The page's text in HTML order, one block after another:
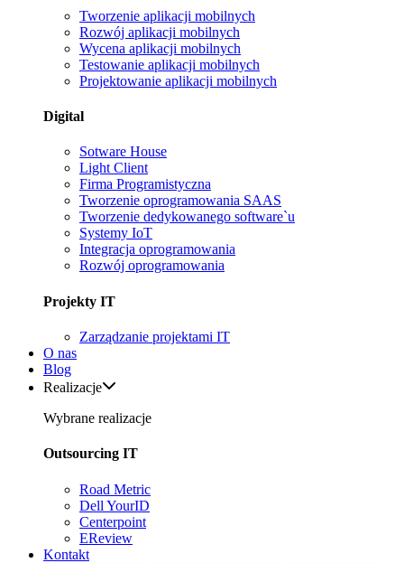
Tworzenie aplikacji mobilnych
Rozwój aplikacji mobilnych
Wycena aplikacji mobilnych
Testowanie aplikacji mobilnych
Projektowanie aplikacji mobilnych
Digital
Sotware House
Light Client
Firma Programistyczna
Tworzenie oprogramowania SAAS
Tworzenie dedykowanego software`u
Systemy IoT
Integracja oprogramowania
Rozwój oprogramowania
Projekty IT
Zarządzanie projektami IT
O nas
Blog
Realizacje
Wybrane realizacje
Outsourcing IT
Road Metric
Dell YourID
Centerpoint
EReview
Kontakt